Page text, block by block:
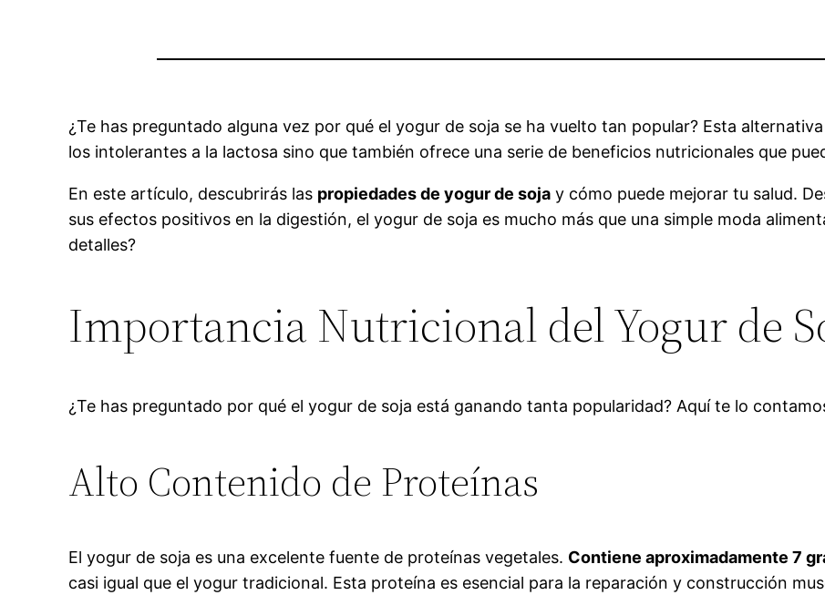
¿Te has preguntado alguna vez por qué el yogur de soja se ha vuelto tan popular? Esta
los intolerantes a la lactosa sino que también ofrece una serie de beneficios nutricionales que
En este artículo, descubrirás las propiedades de yogur de soja y cómo puede mejorar tu salud.
sus efectos positivos en la digestión, el yogur de soja es mucho más que una simple moda
detalles?
Importancia Nutricional del Yogur de
¿Te has preguntado por qué el yogur de soja está ganando tanta popularidad? Aquí te lo
Alto Contenido de Proteínas
El yogur de soja es una excelente fuente de proteínas vegetales. Contiene aproximadamente 7
casi igual que el yogur tradicional. Esta proteína es esencial para la reparación y construcción